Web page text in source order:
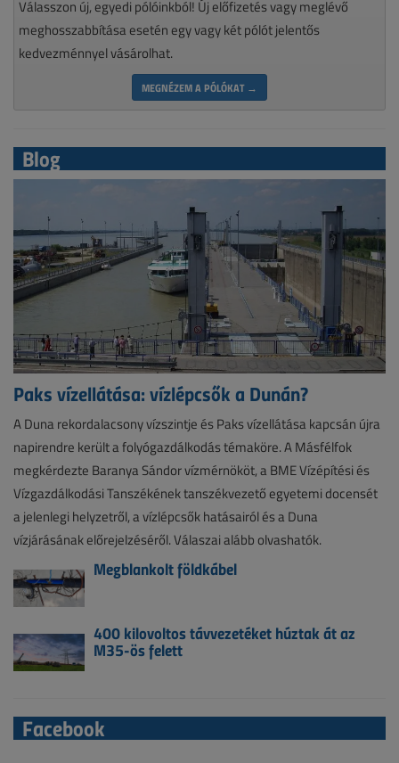
Válasszon új, egyedi pólóinkból! Új előfizetés vagy meglévő
meghosszabbítása esetén egy vagy két pólót jelentős
kedvezménnyel vásárolhat.
MEGNÉZEM A PÓLÓKAT →
Blog
Paks vízellátása: vízlépcsők a Dunán?
A Duna rekordalacsony vízszintje és Paks vízellátása kapcsán újra
napirendre került a folyógazdálkodás témaköre. A Másfélfok
megkérdezte Baranya Sándor vízmérnököt, a BME Vízépítési és
Vízgazdálkodási Tanszékének tanszékvezető egyetemi docensét
a jelenlegi helyzetről, a vízlépcsők hatásairól és a Duna
vízjárásának előrejelzéséről. Válaszai alább olvashatók.
Megblankolt földkábel
400 kilovoltos távvezetéket húztak át az
M35-ös felett
Facebook